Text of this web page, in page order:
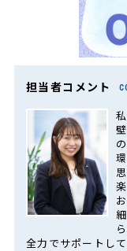
担当者コメント
全力でサポートし